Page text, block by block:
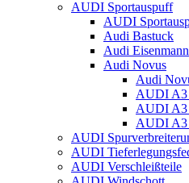
AUDI Sportauspuff
AUDI
Audi Bastuck
Audi Eisenmann
Audi Novus
Audi
AUDI
AUDI A3
AUDI A3
AUDI
AUDI
AUDI Verschleißteile